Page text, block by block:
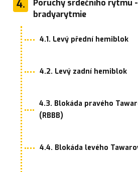
4.
Poruchy srdečního rytmu -
bradyarytmie
4.1. Levý přední hemiblok
4.2. Levý zadní hemiblok
4.3. Blokáda pravého
(RBBB)
4.4. Blokáda levého